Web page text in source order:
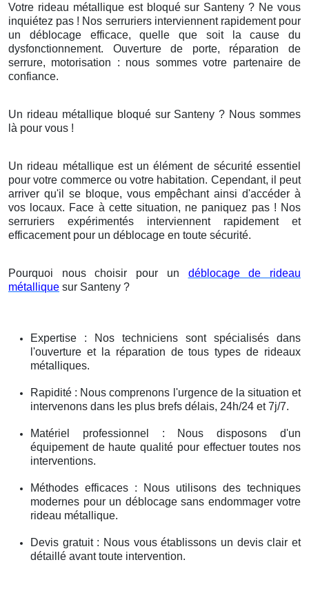
Votre rideau métallique est bloqué sur Santeny ? Ne vous
inquiétez pas ! Nos serruriers interviennent rapidement pour
un déblocage efficace, quelle que soit la cause du
dysfonctionnement. Ouverture de porte, réparation de
serrure, motorisation : nous sommes votre partenaire de
confiance.
Un rideau métallique bloqué sur Santeny ? Nous sommes
là pour vous !
Un rideau métallique est un élément de sécurité essentiel
pour votre commerce ou votre habitation. Cependant, il peut
arriver qu'il se bloque, vous empêchant ainsi d'accéder à
vos locaux. Face à cette situation, ne paniquez pas ! Nos
serruriers expérimentés interviennent rapidement et
efficacement pour un déblocage en toute sécurité.
Pourquoi nous choisir pour un déblocage de rideau
métallique sur Santeny ?
Expertise : Nos techniciens sont spécialisés dans
l'ouverture et la réparation de tous types de rideaux
métalliques.
Rapidité : Nous comprenons l'urgence de la situation et
intervenons dans les plus brefs délais, 24h/24 et 7j/7.
Matériel professionnel : Nous disposons d'un
équipement de haute qualité pour effectuer toutes nos
interventions.
Méthodes efficaces : Nous utilisons des techniques
modernes pour un déblocage sans endommager votre
rideau métallique.
Devis gratuit : Nous vous établissons un devis clair et
détaillé avant toute intervention.